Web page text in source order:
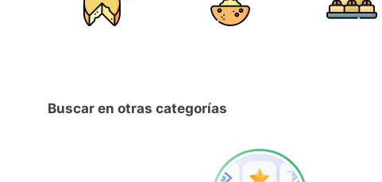
Buscar en otras categorías